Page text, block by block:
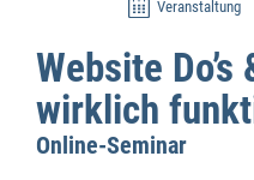
Veranstaltung
Website Do’s
wirklich
Online-Seminar